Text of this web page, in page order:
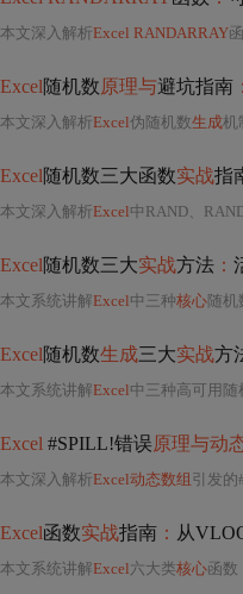
本文深入解析Excel RANDARRAY
Excel随机数原理与避坑指南 ：
本文深入解析Excel伪随机数生成机
Excel随机数三大函数实战指
本文深入解析Excel中RAND、
Excel随机数三大实战方法 ：
本文系统讲解Excel中三种核心随机
Excel随机数生成三大实战方
本文系统讲解Excel中三种高可用随
Excel #SPILL!错误原理与动
本文深入解析Excel动态数组 引发的
Excel函数实战指南 ： 从
本文系统讲解Excel 六大类核心函数